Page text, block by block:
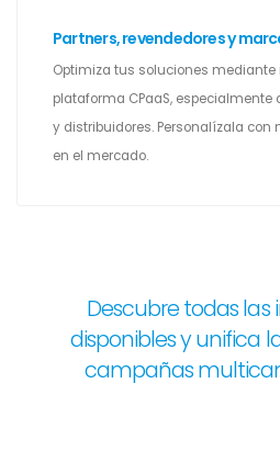
Partners, revendedores y
Optimiza tus soluciones
plataforma CPaaS,
y distribuidores. Personalízala
en el mercado.
Descubre todas las
disponibles y unifica
campañas